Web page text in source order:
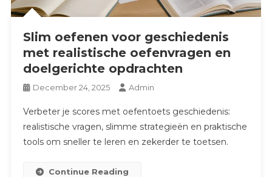
Slim oefenen voor geschiedenis
met realistische oefenvragen en
doelgerichte opdrachten
December 24, 2025 Admin
Verbeter je scores met oefentoets geschiedenis:
realistische vragen, slimme strategieën en praktische
tools om sneller te leren en zekerder te toetsen.
Continue Reading